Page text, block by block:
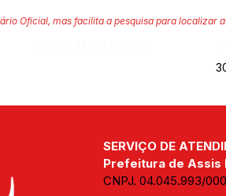
Oficial, mas facilita a pesquisa para localizar
SERVIÇO DE
Prefeitura de Assis
CNPJ. 04.045.993/